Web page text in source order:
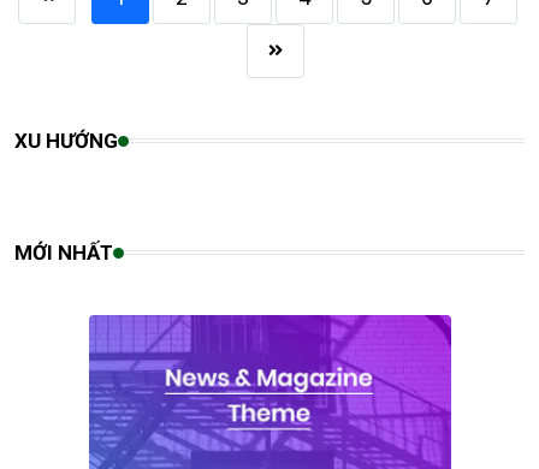
XU HƯỚNG
MỚI NHẤT